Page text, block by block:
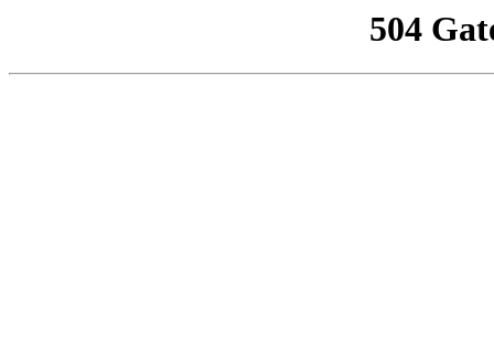
504